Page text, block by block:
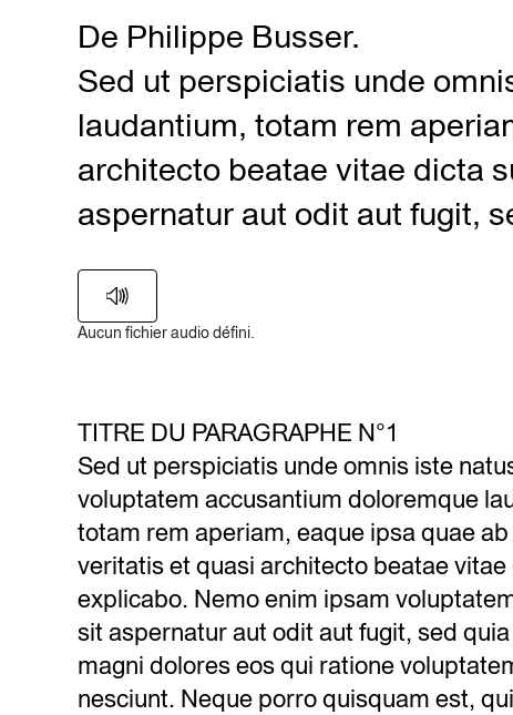
De Philippe Busser.
Sed ut perspiciatis unde
laudantium, totam rem
architecto beatae vitae dicta
aspernatur aut odit aut fugit,
Aucun fichier audio défini.
TITRE DU PARAGRAPHE N°1
Sed ut perspiciatis unde omnis iste
voluptatem accusantium doloremque
totam rem aperiam, eaque ipsa quae
veritatis et quasi architecto beatae vitae
explicabo. Nemo enim ipsam
sit aspernatur aut odit aut fugit, sed
magni dolores eos qui ratione
nesciunt. Neque porro quisquam est,